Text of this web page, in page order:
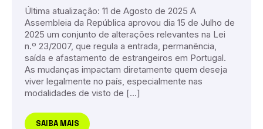
Última atualização: 11 de Agosto de 2025 A
Assembleia da República aprovou dia 15 de Julho de
2025 um conjunto de alterações relevantes na Lei
n.º 23/2007, que regula a entrada, permanência,
saída e afastamento de estrangeiros em Portugal.
As mudanças impactam diretamente quem deseja
viver legalmente no país, especialmente nas
modalidades de visto de […]
SAIBA MAIS